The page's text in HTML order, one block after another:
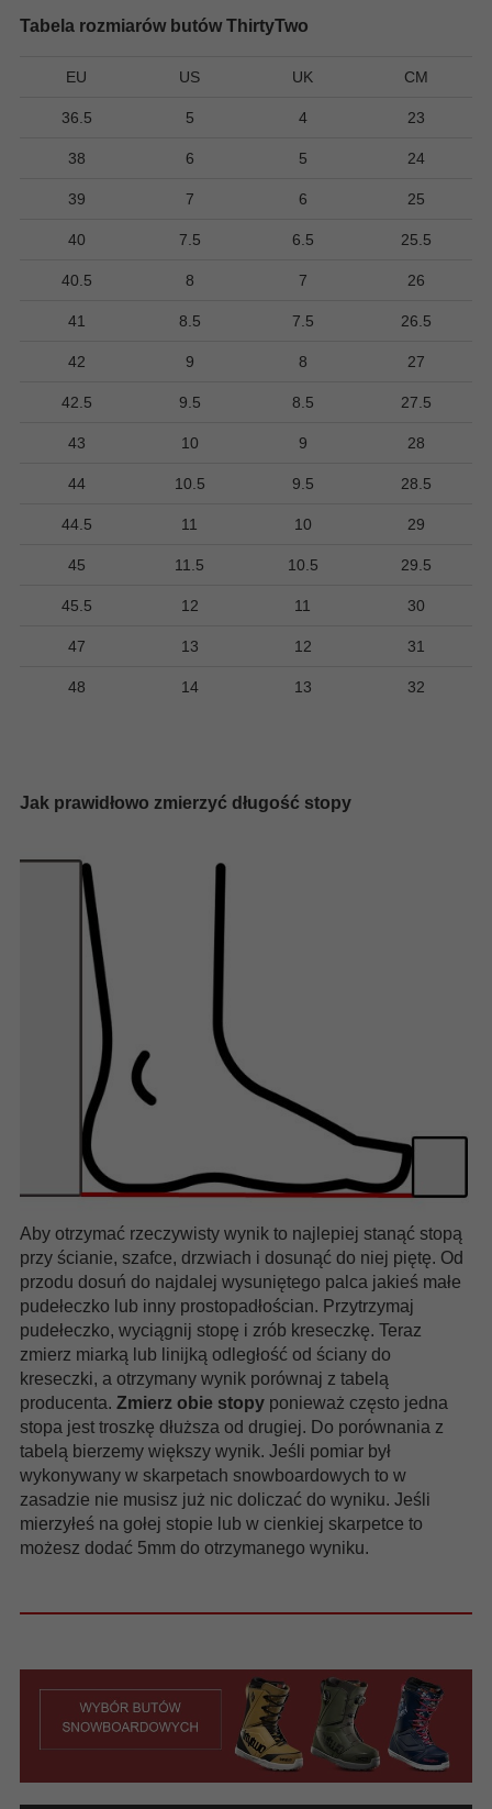
Tabela rozmiarów butów ThirtyTwo
EU US UK CM
36.5 5 4 23
38 6 5 24
39 7 6 25
40 7.5 6.5 25.5
40.5 8 7 26
41 8.5 7.5 26.5
42 9 8 27
42.5 9.5 8.5 27.5
43 10 9 28
44 10.5 9.5 28.5
44.5 11 10 29
45 11.5 10.5 29.5
45.5 12 11 30
47 13 12 31
48 14 13 32
Jak prawidłowo zmierzyć długość stopy
Aby otrzymać rzeczywisty wynik to najlepiej stanąć stopą
przy ścianie, szafce, drzwiach i dosunąć do niej piętę. Od
przodu dosuń do najdalej wysuniętego palca jakieś małe
pudełeczko lub inny prostopadłościan. Przytrzymaj
pudełeczko, wyciągnij stopę i zrób kreseczkę. Teraz
zmierz miarką lub linijką odległość od ściany do
kreseczki, a otrzymany wynik porównaj z tabelą
producenta. Zmierz obie stopy ponieważ często jedna
stopa jest troszkę dłuższa od drugiej. Do porównania z
tabelą bierzemy większy wynik. Jeśli pomiar był
wykonywany w skarpetach snowboardowych to w
zasadzie nie musisz już nic doliczać do wyniku. Jeśli
mierzyłeś na gołej stopie lub w cienkiej skarpetce to
możesz dodać 5mm do otrzymanego wyniku.